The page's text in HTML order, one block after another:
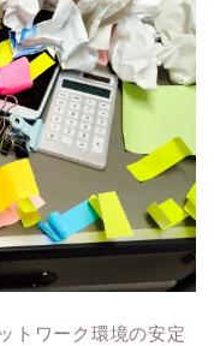
トワーク環境の安定